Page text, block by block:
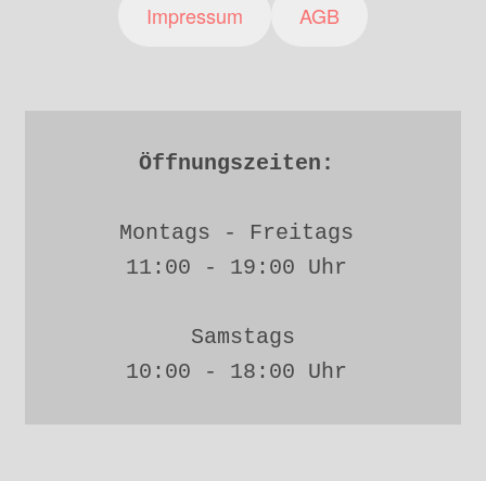
Impressum AGB
Öffnungszeiten:
Montags - Freitags
11:00 - 19:00 Uhr
Samstags
10:00 - 18:00 Uhr